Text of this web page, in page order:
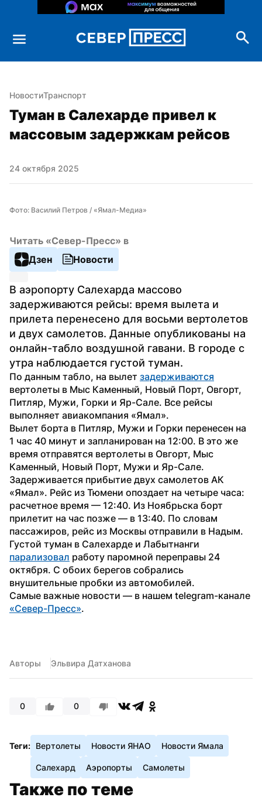
НовостиТранспорт
Туман в Салехарде привел к
массовым задержкам рейсов
24 октября 2025
Фото: Василий Петров / «Ямал-Медиа»
Читать «Север-Пресс» в
Дзен
Новости
В аэропорту Салехарда массово
задерживаются рейсы: время вылета и
прилета перенесено для восьми вертолетов
и двух самолетов. Данные опубликованы на
онлайн-табло воздушной гавани. В городе с
утра наблюдается густой туман.
По данным табло, на вылет задерживаются
вертолеты в Мыс Каменный, Новый Порт, Овгорт,
Питляр, Мужи, Горки и Яр-Сале. Все рейсы
выполняет авиакомпания «Ямал».
Вылет борта в Питляр, Мужи и Горки перенесен на
1 час 40 минут и запланирован на 12:00. В это же
время отправятся вертолеты в Овгорт, Мыс
Каменный, Новый Порт, Мужи и Яр-Сале.
Задерживается прибытие двух самолетов АК
«Ямал». Рейс из Тюмени опоздает на четыре часа:
расчетное время — 12:40. Из Ноябрьска борт
прилетит на час позже — в 13:40. По словам
пассажиров, рейс из Москвы отправили в Надым.
парализовал работу паромной переправы 24
октября. С обоих берегов собрались
внушительные пробки из автомобилей.
«Север-Пресс».
Авторы Эльвира Датханова
0 0
Теги: Вертолеты Новости ЯНАО Новости Ямала
Салехард Аэропорты Самолеты
Также по теме